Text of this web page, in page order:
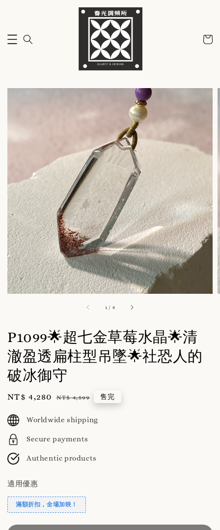
1 / 8
P1099🌟超七金草莓水晶🌟清
澈盈透扁柱型吊墜🌟社恐人的
破冰御守
Sale
NT$ 4,280 Regular
NT$ 4,599 售完
Worldwide shipping
Secure payments
Authentic products
適用優惠
滿額折扣，全場加映！